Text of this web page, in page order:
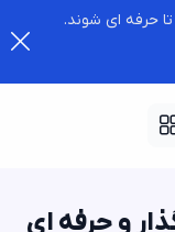
ای شوند.
و حرفه ای